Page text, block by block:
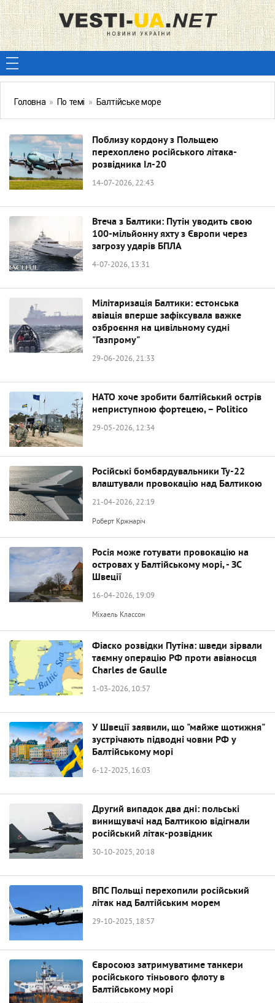
Головна » По темі » Балтійське море
Поблизу кордону з Польщею
перехоплено російського літака-
розвідника Іл-20
14-07-2026, 22:43
Втеча з Балтики: Путін уводить свою
100-мільйонну яхту з Європи через
загрозу ударів БПЛА
4-07-2026, 13:31
Мілітаризація Балтики: естонська
авіація вперше зафіксувала важке
озброєння на цивільному судні
"Газпрому"
29-06-2026, 21:33
НАТО хоче зробити балтійський острів
неприступною фортецею, – Politico
29-05-2026, 12:34
Російські бомбардувальники Ту-22
влаштували провокацію над Балтикою
21-04-2026, 22:19
Роберт Кржнаріч
Росія може готувати провокацію на
островах у Балтійському морі, - ЗС
Швеції
16-04-2026, 19:09
Міхаель Классон
Фіаско розвідки Путіна: шведи зірвали
таємну операцію РФ проти авіаносця
Charles de Gaulle
1-03-2026, 10:57
У Швеції заявили, що "майже щотижня"
зустрічають підводні човни РФ у
Балтійському морі
6-12-2025, 16:03
Другий випадок два дні: польські
винищувачі над Балтикою відігнали
російський літак-розвідник
30-10-2025, 20:18
ВПС Польщі перехопили російський
літак над Балтійським морем
29-10-2025, 18:57
Євросоюз затримуватиме танкери
російського тіньового флоту в
Балтійському морі